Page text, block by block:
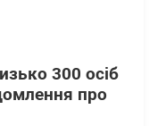
300 осіб
про